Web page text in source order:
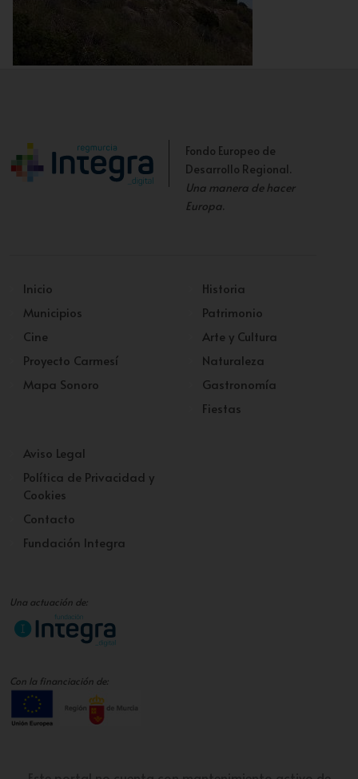
Fondo Europeo de
Desarrollo Regional.
Una manera de hacer
Europa.
Inicio
Municipios
Cine
Proyecto Carmesí
Mapa Sonoro
Historia
Patrimonio
Arte y Cultura
Naturaleza
Gastronomía
Fiestas
Aviso Legal
Política de Privacidad y
Cookies
Contacto
Fundación Integra
Una actuación de:
Con la financiación de: